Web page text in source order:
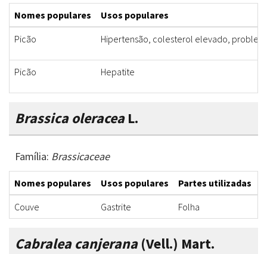
Nomes populares
Usos populares
Picão
Hipertensão, colesterol elevado,
Picão Hepatite
Brassica oleraceaL.
Família: Brassicaceae
Nomes populares Usos populares Partes utilizadas
Couve
Gastrite Folha
Cabralea canjerana(Vell.) Mart.